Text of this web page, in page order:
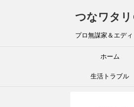
つなワタ
プロ無謀家＆エデ
ホーム
生活トラブル